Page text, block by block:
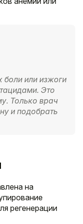
боли или изжоги
Это
Только врач
и подобрать
на
регенерации